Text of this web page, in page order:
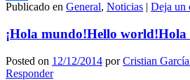
Compartir
Publicado en General, Noticias | Deja un
¡Hola mundo!Hello world!Hola
Posted on 12/12/2014 porCristian
Responder